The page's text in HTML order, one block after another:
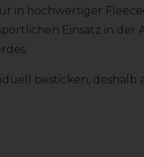
in hochwertiger
Einsatz in der
besticken, deshalb